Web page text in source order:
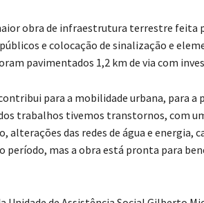
obra de infraestrutura terrestre feita
e colocação de sinalização e
pavimentados 1,2 km de via com
para a mobilidade urbana, para a
trabalhos tivemos transtornos, com
das redes de água e energia,
período, mas a obra está pronta para